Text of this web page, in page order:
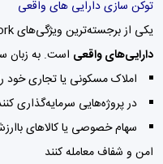
توکن سازی دارایی های واقعی
یکی از برجسته‌ترین ویژگی‌های Realio Network،
دارایی‌های واقعی است. به زبان
املاک مسکونی یا تجاری خود
در پروژه‌هایی سرمایه‌گذاری
سهام خصوصی یا کالاهای
امن و شفاف معامله کنند